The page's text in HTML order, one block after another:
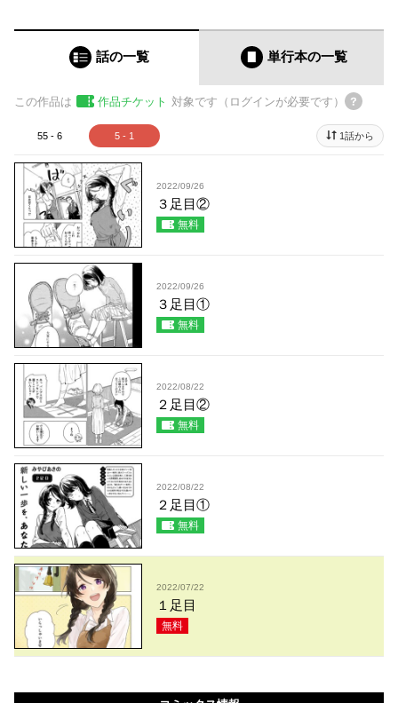
話の一覧 単行本の一覧
この作品は 作品チケット 対象です（ログインが必要です）
55 - 6 5 - 1 1話から
2022/09/26
３足目②
無料
2022/09/26
３足目①
無料
2022/08/22
２足目②
無料
2022/08/22
２足目①
無料
2022/07/22
１足目
無料